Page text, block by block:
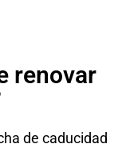
renovar
de caducidad